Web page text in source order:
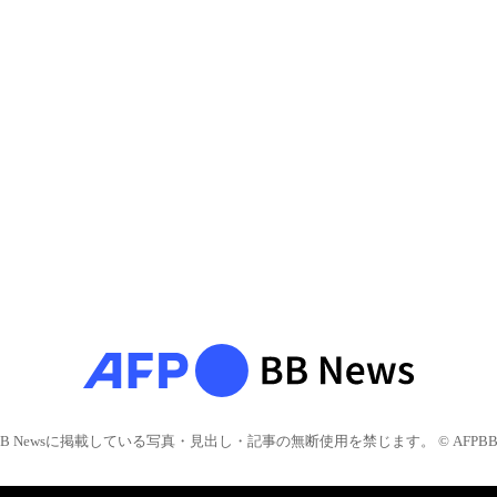
Newsに掲載している写真・見出し・記事の無断使用を禁じます。 © AFPBB